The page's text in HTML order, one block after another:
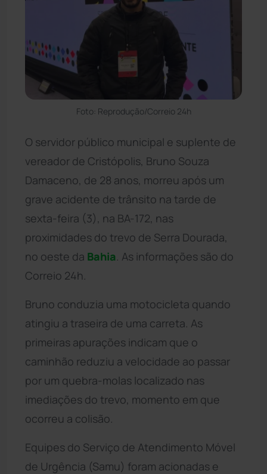
Foto: Reprodução/Correio 24h
O servidor público municipal e suplente de
vereador de Cristópolis, Bruno Souza
Damaceno, de 28 anos, morreu após um
grave acidente de trânsito na tarde de
sexta-feira (3), na BA-172, nas
proximidades do trevo de Serra Dourada,
no oeste da Bahia . As informações são do
Correio 24h.
Bruno conduzia uma motocicleta quando
atingiu a traseira de uma carreta. As
primeiras apurações indicam que o
caminhão reduziu a velocidade ao passar
por um quebra-molas localizado nas
imediações do trevo, momento em que
ocorreu a colisão.
Equipes do Serviço de Atendimento Móvel
de Urgência (Samu) foram acionadas e